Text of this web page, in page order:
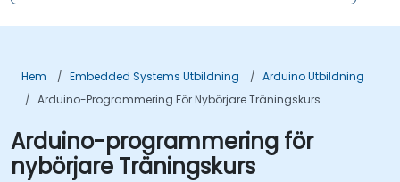
Hem Embedded Systems Utbildning
Arduino Utbildning
Arduino-Programmering För Nybörjare Träningskurs
Arduino-programmering för
nybörjare Träningskurs